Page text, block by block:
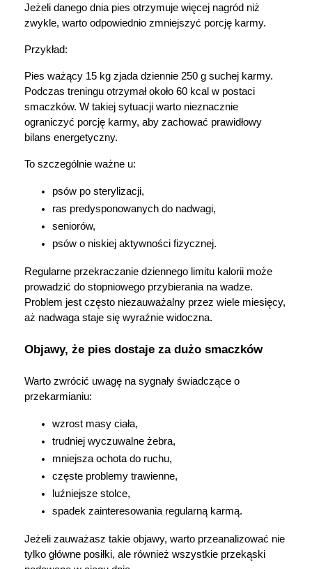
Jeżeli danego dnia pies otrzymuje więcej nagród niż
zwykle, warto odpowiednio zmniejszyć porcję karmy.
Przykład:
Pies ważący 15 kg zjada dziennie 250 g suchej karmy.
Podczas treningu otrzymał około 60 kcal w postaci
smaczków. W takiej sytuacji warto nieznacznie
ograniczyć porcję karmy, aby zachować prawidłowy
bilans energetyczny.
To szczególnie ważne u:
psów po sterylizacji,
ras predysponowanych do nadwagi,
seniorów,
psów o niskiej aktywności fizycznej.
Regularne przekraczanie dziennego limitu kalorii może
prowadzić do stopniowego przybierania na wadze.
Problem jest często niezauważalny przez wiele miesięcy,
aż nadwaga staje się wyraźnie widoczna.
Objawy, że pies dostaje za dużo smaczków
Warto zwrócić uwagę na sygnały świadczące o
przekarmianiu:
wzrost masy ciała,
trudniej wyczuwalne żebra,
mniejsza ochota do ruchu,
częste problemy trawienne,
luźniejsze stolce,
spadek zainteresowania regularną karmą.
Jeżeli zauważasz takie objawy, warto przeanalizować nie
tylko główne posiłki, ale również wszystkie przekąski